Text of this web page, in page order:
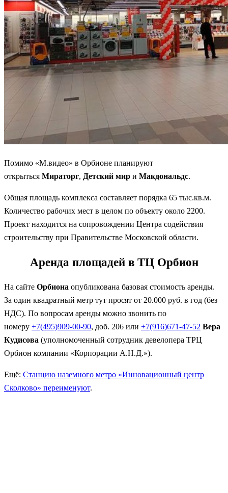
Помимо «М.видео» в Орбионе планируют
открыться Мираторг, Детский мир и Макдональдс.
Общая площадь комплекса составляет порядка 65 тыс.кв.м.
Количество рабочих мест в целом по объекту около 2200.
Проект находится на сопровождении Центра содействия
строительству при Правительстве Московской области.
Аренда площадей в ТЦ Орбион
На сайте Орбиона опубликована базовая стоимость аренды.
За один квадратный метр тут просят от 20.000 руб. в год (без
НДС). По вопросам аренды можно звонить по
номеру +7(495)909-00-90, доб. 206 или +7(916)671-47-52 Вера
Кудисова (уполномоченный сотрудник девелопера ТРЦ
Орбион компании «Корпорации А.Н.Д.»).
Ещё: Станцию наземного метро «Инновационный центр
Сколково» переименуют.